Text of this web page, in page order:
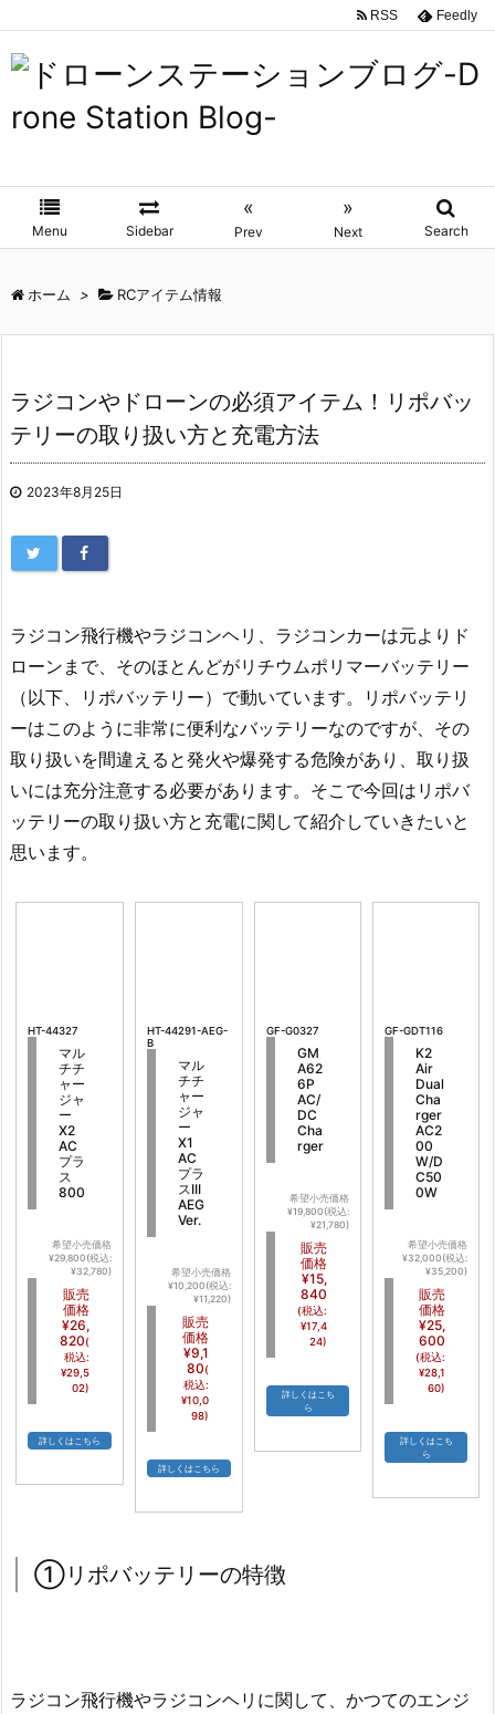
Menu Sidebar
«
Prev
»
Next Search
RSS Feedly
ホーム > RCアイテム情報
ラジコンやドローンの必須アイテム！リポバッ
テリーの取り扱い方と充電方法
2023年8月25日
ラジコン飛行機やラジコンヘリ、ラジコンカーは元よりド
ローンまで、そのほとんどがリチウムポリマーバッテリー
（以下、リポバッテリー）で動いています。リポバッテリ
ーはこのように非常に便利なバッテリーなのですが、その
取り扱いを間違えると発火や爆発する危険があり、取り扱
いには充分注意する必要があります。そこで今回はリポバ
ッテリーの取り扱い方と充電に関して紹介していきたいと
思います。
HT-44327
マル
チチ
ャー
ジャ
ー
X2
AC
プラ
ス
800
希望小売価格
¥29,800(税込:
¥32,780)
販売
価格
¥26,
820(
税込:
¥29,5
02)
詳しくはこちら
HT-44291-AEG-
B
マル
チチ
ャー
ジャ
ー
X1
AC
プラ
スIII
AEG
Ver.
希望小売価格
¥10,200(税込:
¥11,220)
販売
価格
¥9,1
80(
税込:
¥10,0
98)
詳しくはこちら
GF-G0327
GM
A62
6P
AC/
DC
Cha
rger
希望小売価格
¥19,800(税込:
¥21,780)
販売
価格
¥15,
840
(税込:
¥17,4
24)
詳しくはこち
ら
GF-GDT116
K2
Air
Dual
Cha
rger
AC2
00
W/D
C50
0W
希望小売価格
¥32,000(税込:
¥35,200)
販売
価格
¥25,
600
(税込:
¥28,1
60)
詳しくはこち
ら
①リポバッテリーの特徴
ラジコン飛行機やラジコンヘリに関して、かつてのエンジ